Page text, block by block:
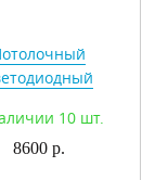
1986-2U
10 шт.
8600 р.